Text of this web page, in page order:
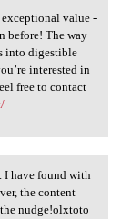
value -
before! The way
into digestible
interested in
free to contact
I have found with
the content
nudge!olxtoto